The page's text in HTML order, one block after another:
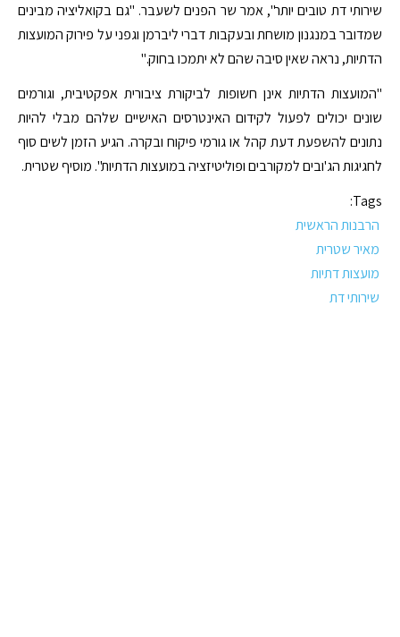
שירותי דת טובים יותר", אמר שר הפנים לשעבר. "גם בקואליציה מבינים
שמדובר במנגנון מושחת ובעקבות דברי ליברמן וגפני על פירוק המועצות
הדתיות, נראה שאין סיבה שהם לא יתמכו בחוק."
"המועצות הדתיות אינן חשופות לביקורת ציבורית אפקטיבית, וגורמים
שונים יכולים לפעול לקידום האינטרסים האישיים שלהם מבלי להיות
נתונים להשפעת דעת קהל או גורמי פיקוח ובקרה. הגיע הזמן לשים סוף
לחגיגות הג'ובים למקורבים ופוליטיזציה במועצות הדתיות". מוסיף שטרית.
Tags:
הרבנות הראשית
מאיר שטרית
מועצות דתיות
שירותי דת